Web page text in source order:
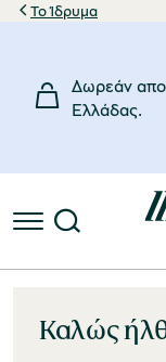
Το Ίδρυμα
Δωρεάν
Eλλάδας.
Καλώς